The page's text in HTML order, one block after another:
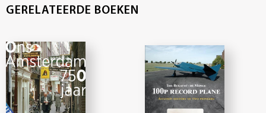
GERELATEERDE BOEKEN